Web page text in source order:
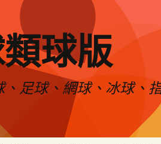
球版
足球、網球、冰球、